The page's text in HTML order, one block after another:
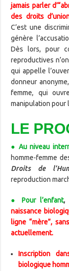
jamais parler
des droits
C’est une
génère
Dès lors, pour
reproductives
qui appelle
donneur
femme, qui
manipulation pour
LE
● Au niveau
homme-femme
Droits de
reproduction
● Pour l’enfant,
naissance
ligne “mère”,
actuellement.
Inscription
biologique